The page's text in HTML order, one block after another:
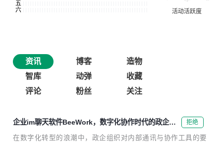
资讯 博客
造物
智库
动弹
收藏
评论
粉丝 关注
企业im聊天软件BeeWork，数字化协作时代的政企专
属利器
拒绝
在数字化转型的浪潮中，政企组织对内部通讯与协作工具的要